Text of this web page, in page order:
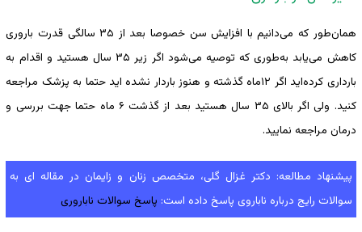
همان‌طور که می‌دانیم با افزایش سن خصوصا بعد از ۳۵ سالگی قدرت باروری
کاهش می‌یابد به‌طوری که توصیه می‌شود اگر زیر ۳۵ سال هستید و اقدام به
بارداری کرده‌اید اگر ۱۲ماه گذشته و هنوز باردار نشده اید حتما به پزشک مراجعه
کنید. ولی اگر بالای ۳۵ سال هستید بعد از گذشت ۶ ماه حتما جهت بررسی و
درمان مراجعه نمایید.
پیشنهاد مطالعه: دکتر غزال گلی، متخصص زنان و زایمان در مقاله ای به
سوالات رایج درباره ناباروی پاسخ داده است: پاسخ سوالات ناباروری